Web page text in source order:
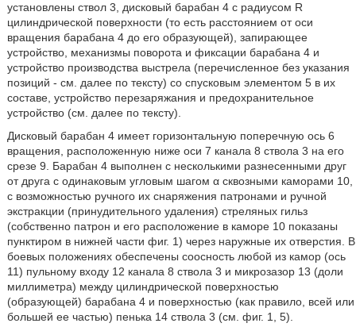
установлены ствол 3, дисковый барабан 4 с радиусом R
цилиндрической поверхности (то есть расстоянием от оси
вращения барабана 4 до его образующей), запирающее
устройство, механизмы поворота и фиксации барабана 4 и
устройство производства выстрела (перечисленное без указания
позиций - см. далее по тексту) со спусковым элементом 5 в их
составе, устройство перезаряжания и предохранительное
устройство (см. далее по тексту).
Дисковый барабан 4 имеет горизонтальную поперечную ось 6
вращения, расположенную ниже оси 7 канала 8 ствола 3 на его
срезе 9. Барабан 4 выполнен с несколькими разнесенными друг
от друга с одинаковым угловым шагом α сквозными каморами 10,
с возможностью ручного их снаряжения патронами и ручной
экстракции (принудительного удаления) стреляных гильз
(собственно патрон и его расположение в каморе 10 показаны
пунктиром в нижней части фиг. 1) через наружные их отверстия. В
боевых положениях обеспечены соосность любой из камор (ось
11) пульному входу 12 канала 8 ствола 3 и микрозазор 13 (доли
миллиметра) между цилиндрической поверхностью
(образующей) барабана 4 и поверхностью (как правило, всей или
большей ее частью) пенька 14 ствола 3 (см. фиг. 1, 5).